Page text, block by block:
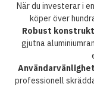
När du investerar i
köper över
Robust
gjutna
professionell